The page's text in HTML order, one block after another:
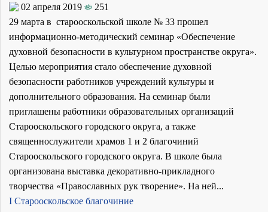
02 апреля 2019
251
29 марта в старооскольской школе № 33 прошел
информационно-методический семинар «Обеспечение
духовной безопасности в культурном пространстве округа».
Целью мероприятия стало обеспечение духовной
безопасности работников учреждений культуры и
дополнительного образования. На семинар были
приглашены работники образовательных организаций
Старооскольского городского округа, а также
священнослужители храмов 1 и 2 благочиний
Старооскольского городского округа. В школе была
организована выставка декоративно-прикладного
творчества «Православных рук творение». На ней...
I Старооскольское благочиние